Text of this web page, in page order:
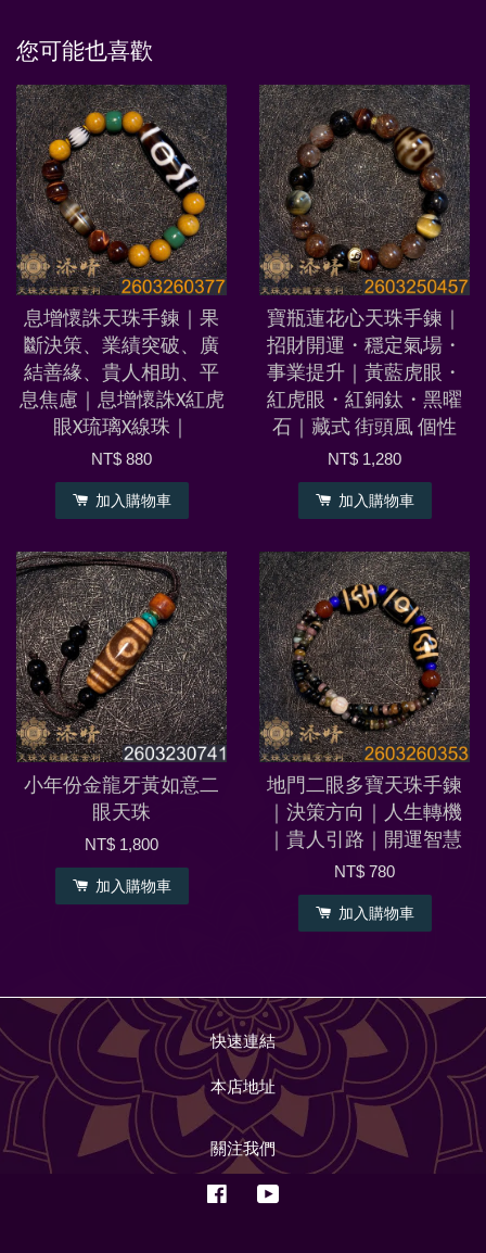
您可能也喜歡
息增懷誅天珠手鍊｜果
斷決策、業績突破、廣
結善緣、貴人相助、平
息焦慮｜息增懷誅X紅虎
眼X琉璃X線珠｜
NT$ 880
加入購物車
寶瓶蓮花心天珠手鍊｜
招財開運・穩定氣場・
事業提升｜黃藍虎眼・
紅虎眼・紅銅鈦・黑曜
石｜藏式 街頭風 個性
NT$ 1,280
加入購物車
小年份金龍牙黃如意二
眼天珠
NT$ 1,800
加入購物車
地門二眼多寶天珠手鍊
｜決策方向｜人生轉機
｜貴人引路｜開運智慧
NT$ 780
加入購物車
快速連結
本店地址
關注我們
Facebook